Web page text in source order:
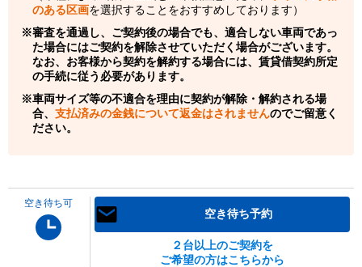
のある区画を選択することをおすすめしております）
審査を通過し、ご契約後の場合でも、適合しない車両であっ
た場合にはご契約を解除させていただく場合がございます。
なお、お客様から契約を解約する場合には、賃貸借契約所定
の手続に従う必要があります。
車両サイズ等の不適合を理由に契約が解除・解約される場
合、 支払済みの金銭について返金はされませんのでご留意く
ださい。
空き待ち可
空き待ち予約
２台以上のご契約を
ご希望の方はこちらから